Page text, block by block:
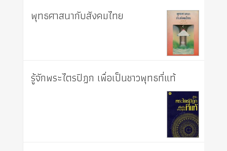
พุทธศาสนากับสังคมไทย
รู้จักพระไตรปิฎก เพื่อเป็นชาวพุทธที่แท้